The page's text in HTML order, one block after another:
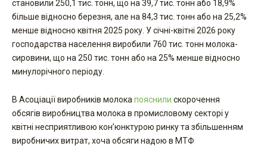
становили 250,1 тис. тонн, що на 39,7 тис. тонн або 18,9%
більше відносно березня, але на 84,3 тис. тонн або на 25,2%
менше відносно квітня 2025 року. У січні-квітні 2026 року
господарства населення виробили 760 тис. тонн молока-
сировини, що на 250 тис. тонн або на 25% менше відносно
минулорічного періоду.
В Асоціації виробників молока пояснили скорочення
обсягів виробництва молока в промисловому секторі у
квітні несприятливою кон’юнктурою ринку та збільшенням
виробничих витрат, хоча обсяги надою в МТФ